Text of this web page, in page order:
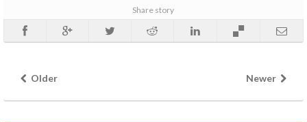
Share story
Older Newer